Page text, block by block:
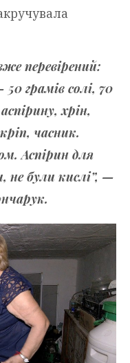
перевірений:
грамів солі, 70
хрін,
часник.
Аспірин для
не були кислі”, —